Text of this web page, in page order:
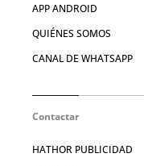
APP ANDROID
QUIÉNES SOMOS
CANAL DE WHATSAPP
Contactar
HATHOR PUBLICIDAD